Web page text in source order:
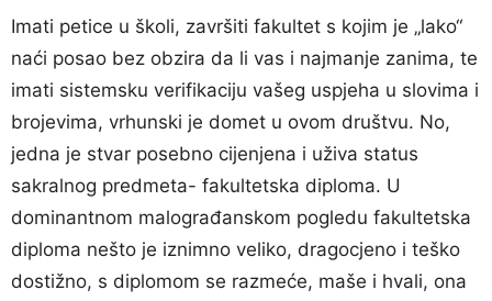
Imati petice u školi, završiti fakultet s kojim je „lako“
naći posao bez obzira da li vas i najmanje zanima, te
imati sistemsku verifikaciju vašeg uspjeha u slovima i
brojevima, vrhunski je domet u ovom društvu. No,
jedna je stvar posebno cijenjena i uživa status
sakralnog predmeta- fakultetska diploma. U
dominantnom malograđanskom pogledu fakultetska
diploma nešto je iznimno veliko, dragocjeno i teško
dostižno, s diplomom se razmeće, maše i hvali, ona